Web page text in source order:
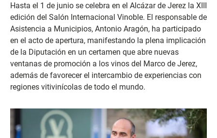
Hasta el 1 de junio se celebra en el Alcázar de Jerez la XIII
edición del Salón Internacional Vinoble. El responsable de
Asistencia a Municipios, Antonio Aragón, ha participado
en el acto de apertura, manifestando la plena implicación
de la Diputación en un certamen que abre nuevas
ventanas de promoción a los vinos del Marco de Jerez,
además de favorecer el intercambio de experiencias con
regiones vitivinícolas de todo el mundo.